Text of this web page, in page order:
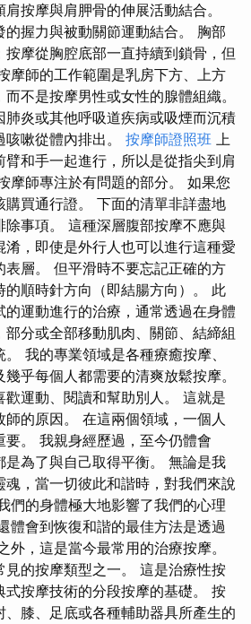
按摩與肩胛骨的伸展活動結合。
握力與被動關節運動結合。 胸部
摩從胸腔底部一直持續到鎖骨，但
摩師的工作範圍是乳房下方、上方
不是按摩男性或女性的腺體組織。
肺炎或其他呼吸道疾病或吸煙而沉積
嗽從體內排出。 按摩師證照班 上
和手一起進行，所以是從指尖到肩
摩師專注於有問題的部分。 如果您
購買通行證。 下面的清單非詳盡地
除事項。 這種深層腹部按摩不應與
，即使是外行人也可以進行這種愛
表層。 但平滑時不要忘記正確的方
的順時針方向（即結腸方向）。 此
運動進行的治療，通常透過在身體
分或全部移動肌肉、關節、結締組
我的專業領域是各種療癒按摩、
乎每個人都需要的清爽放鬆按摩。
運動、閱讀和幫助別人。 這就是
的原因。 在這兩個領域，一個人
要。 我親身經歷過，至今仍體會
是為了與自己取得平衡。 無論是我
，當一切彼此和諧時，對我們來說
們的身體極大地影響了我們的心理
體會到恢復和諧的最佳方法是透過
外，這是當今最常用的治療按摩。
見的按摩類型之一。 這是治療性按
式按摩技術的分段按摩的基礎。 按
、膝、足底或各種輔助器具所產生的